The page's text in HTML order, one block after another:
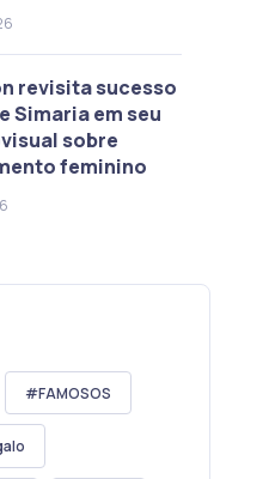
revisita sucesso
Simaria em seu
sobre
feminino
FAMOSOS